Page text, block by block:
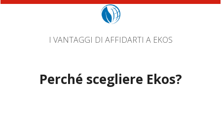
I VANTAGGI DI AFFIDARTI A EKOS
Perché scegliere Ekos?